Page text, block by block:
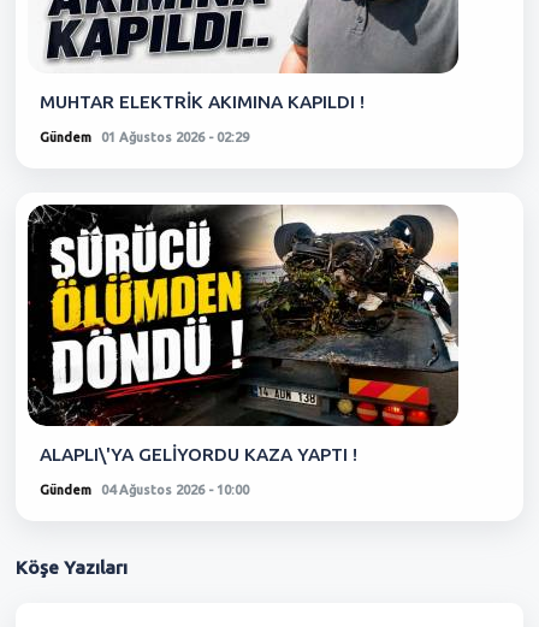
MUHTAR ELEKTRİK AKIMINA KAPILDI !
Gündem 01 Ağustos 2026 - 02:29
ALAPLI\'YA GELİYORDU KAZA YAPTI !
Gündem 04 Ağustos 2026 - 10:00
Köşe Yazıları